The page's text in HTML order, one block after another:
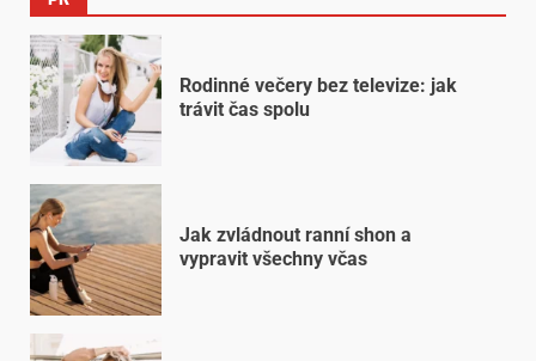
Rodinné večery bez televize: jak
trávit čas spolu
Jak zvládnout ranní shon a
vypravit všechny včas